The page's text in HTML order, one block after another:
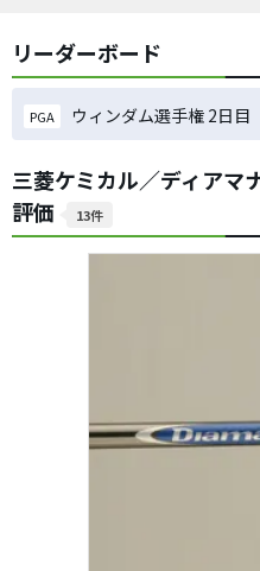
リーダーボード
PGA ウィンダム選手権 2日目
三菱ケミカル／ディアマ
評価
13件